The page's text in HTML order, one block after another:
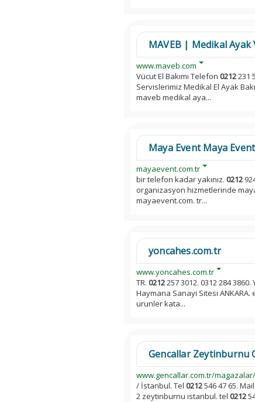
MAVEB | Medikal Ayak
www.maveb.com
Vücut El Bakımı Telefon 0212231
Servislerimiz Medikal El Ayak
maveb medikal aya...
Maya Event Maya Event
mayaevent.com.tr
bir telefon kadar yakınız. 0212
organizasyon hizmetlerinde
mayaevent.com. tr...
yoncahes.com.tr
www.yoncahes.com.tr
TR. 0212257 3012. 0312 284
Haymana Sanayi Sitesi ANKARA.
urunler kata...
Gencallar Zeytinburnu
www.gencallar.com.tr/
/ İstanbul. Tel 0212546 47 65.
2 zeytinburnu istanbul. tel 0212